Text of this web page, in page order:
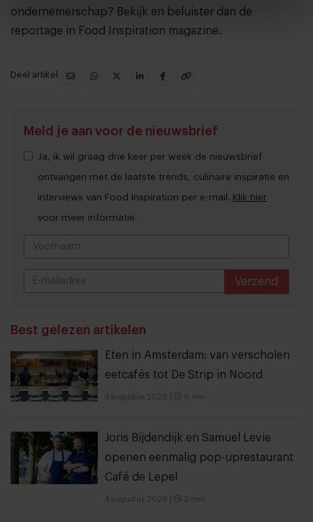
ondernemerschap? Bekijk en beluister dan de
reportage in Food Inspiration magazine.
Deel artikel
Meld je aan voor de nieuwsbrief
Ja, ik wil graag drie keer per week de nieuwsbrief
ontvangen met de laatste trends, culinaire inspiratie en
interviews van Food Inspiration per e-mail. Klik hier
voor meer informatie.
Verzend
Best gelezen artikelen
Eten in Amsterdam: van verscholen
eetcafés tot De Strip in Noord
4 augustus 2026 6 min
Joris Bijdendijk en Samuel Levie
openen eenmalig pop-uprestaurant
Café de Lepel
4 augustus 2026 3 min